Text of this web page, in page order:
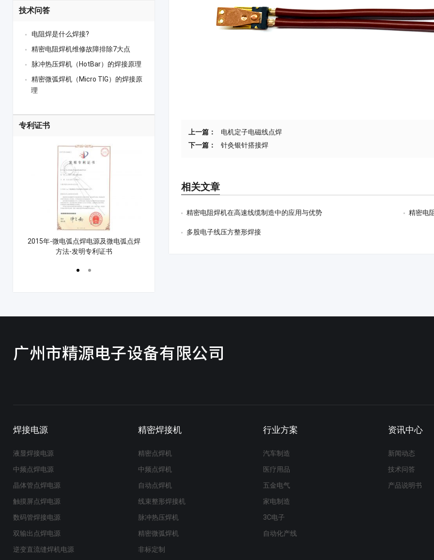
上一篇：
电机定子电磁线点焊
下一篇：
针灸银针搭接焊
相关文章
精密电阻焊机在高速线缆制造中的应用与优势 精密电
多股电子线压方整形焊接
技术问答
电阻焊是什么焊接?
精密电阻焊机维修故障排除7大点
脉冲热压焊机（HotBar）的焊接原理
精密微弧焊机（Micro TIG）的焊接原
理
专利证书
2015年-微电弧点焊电源及微电弧点焊
方法-发明专利证书
焊接电源
液显焊接电源
中频点焊电源
晶体管点焊电源
触摸屏点焊电源
数码管焊接电源
双输出点焊电源
逆变直流缝焊机电源
精密焊接机
精密点焊机
中频点焊机
自动点焊机
线束整形焊接机
脉冲热压焊机
精密微弧焊机
非标定制
行业方案
汽车制造
医疗用品
五金电气
家电制造
3C电子
自动化产线
资讯中心
新闻动态
技术问答
产品说明书